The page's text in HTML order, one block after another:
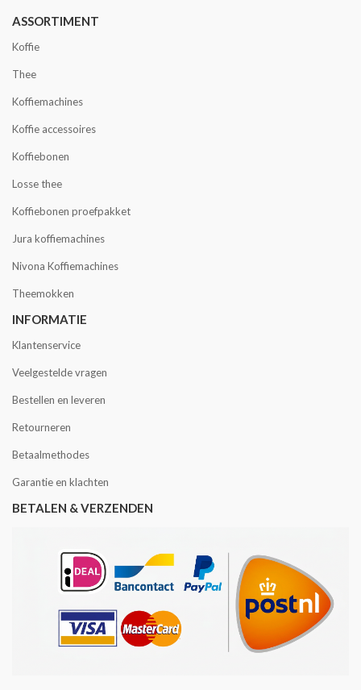
ASSORTIMENT
Koffie
Thee
Koffiemachines
Koffie accessoires
Koffiebonen
Losse thee
Koffiebonen proefpakket
Jura koffiemachines
Nivona Koffiemachines
Theemokken
INFORMATIE
Klantenservice
Veelgestelde vragen
Bestellen en leveren
Retourneren
Betaalmethodes
Garantie en klachten
BETALEN & VERZENDEN